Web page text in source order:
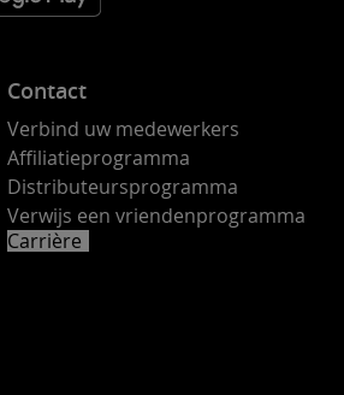
Contact
Verbind uw medewerkers
Affiliatieprogramma
Distributeursprogramma
Verwijs een vriendenprogramma
Carrière